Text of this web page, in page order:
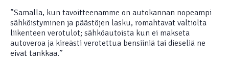
”Samalla, kun tavoitteenamme on autokannan nopeampi
sähköistyminen ja päästöjen lasku, romahtavat valtiolta
liikenteen verotulot; sähköautoista kun ei makseta
autoveroa ja kireästi verotettua bensiiniä tai dieseliä ne
eivät tankkaa.”